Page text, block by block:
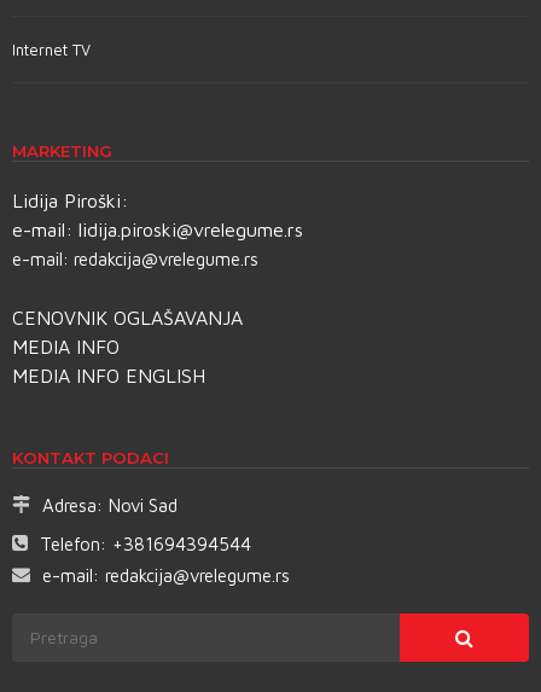
Internet TV
MARKETING
Lidija Piroški:
e-mail: lidija.piroski@vrelegume.rs
e-mail: redakcija@vrelegume.rs
CENOVNIK OGLAŠAVANJA
MEDIA INFO
MEDIA INFO ENGLISH
KONTAKT PODACI
Adresa: Novi Sad
Telefon: +381694394544
e-mail: redakcija@vrelegume.rs